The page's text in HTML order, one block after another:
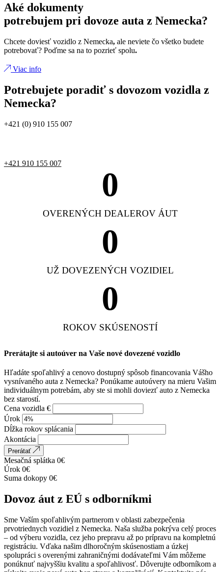
Aké dokumenty
potrebujem pri dovoze auta z Nemecka?
Chcete doviesť vozidlo z Nemecka, ale neviete čo všetko budete
potrebovať? Poďme sa na to pozrieť spolu.
Viac info
Potrebujete poradiť s dovozom vozidla z
Nemecka?
+421 (0) 910 155 007
+421 910 155 007
OVERENÝCH DEALEROV ÁUT
0
UŽ DOVEZENÝCH VOZIDIEL
0
ROKOV SKÚSENOSTÍ
0
Prerátajte si autoúver na Vaše nové dovezené vozidlo
Hľadáte spoľahlivý a cenovo dostupný spôsob financovania Vášho
vysnívaného auta z Nemecka? Ponúkame autoúvery na mieru Vašim
individuálnym potrebám, aby ste si mohli doviezť auto z Nemecka
bez starostí.
Cena vozidla €
Úrok
Dĺžka rokov splácania
Akontácia
Prerátať
Mesačná splátka 0€
Úrok 0€
Suma dokopy 0€
Dovoz áut z EÚ s odborníkmi
Sme Vaším spoľahlivým partnerom v oblasti zabezpečenia
prvotriednych vozidiel z Nemecka. Naša služba pokrýva celý proces
– od výberu vozidla, cez jeho prepravu až po prípravu na kompletnú
registráciu. Vďaka našim dlhoročným skúsenostiam a úzkej
spolupráci s overenými zahraničnými dodávateľmi Vám môžeme
ponúknuť najvyššiu kvalitu a spoľahlivosť. Dôverujte odborníkom a